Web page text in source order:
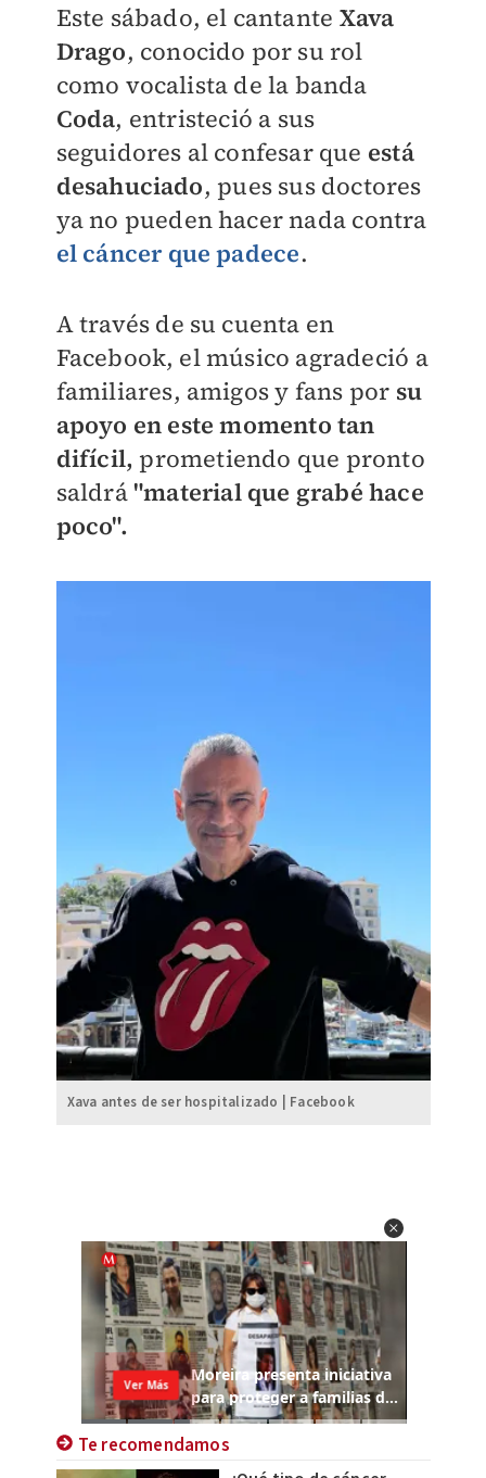
Este sábado, el cantante Xava
Drago, conocido por su rol
como vocalista de la banda
Coda, entristeció a sus
seguidores al confesar que está
desahuciado, pues sus doctores
ya no pueden hacer nada contra
el cáncer que padece.
A través de su cuenta en
Facebook, el músico agradeció a
familiares, amigos y fans por su
apoyo en este momento tan
difícil, prometiendo que pronto
saldrá"material que grabé hace
poco".
Xava antes de ser hospitalizado | Facebook
Te recomendamos